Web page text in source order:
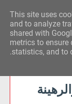
الحدث للآراء
This site uses
and to analyze
shared with
metrics to ensure
statistics, and to